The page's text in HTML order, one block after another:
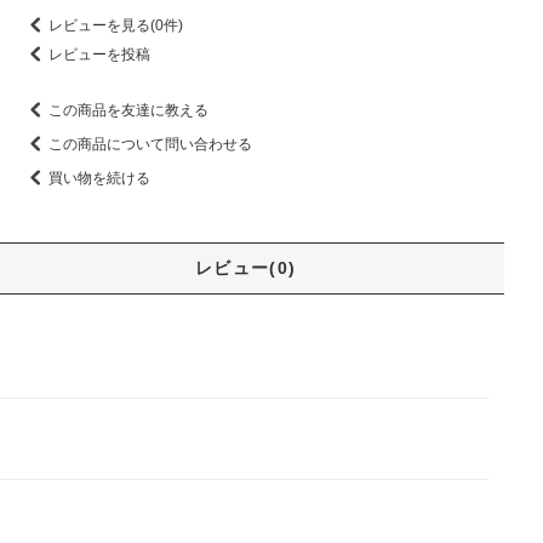
レビューを見る(0件)
レビューを投稿
この商品を友達に教える
この商品について問い合わせる
買い物を続ける
レビュー(0)